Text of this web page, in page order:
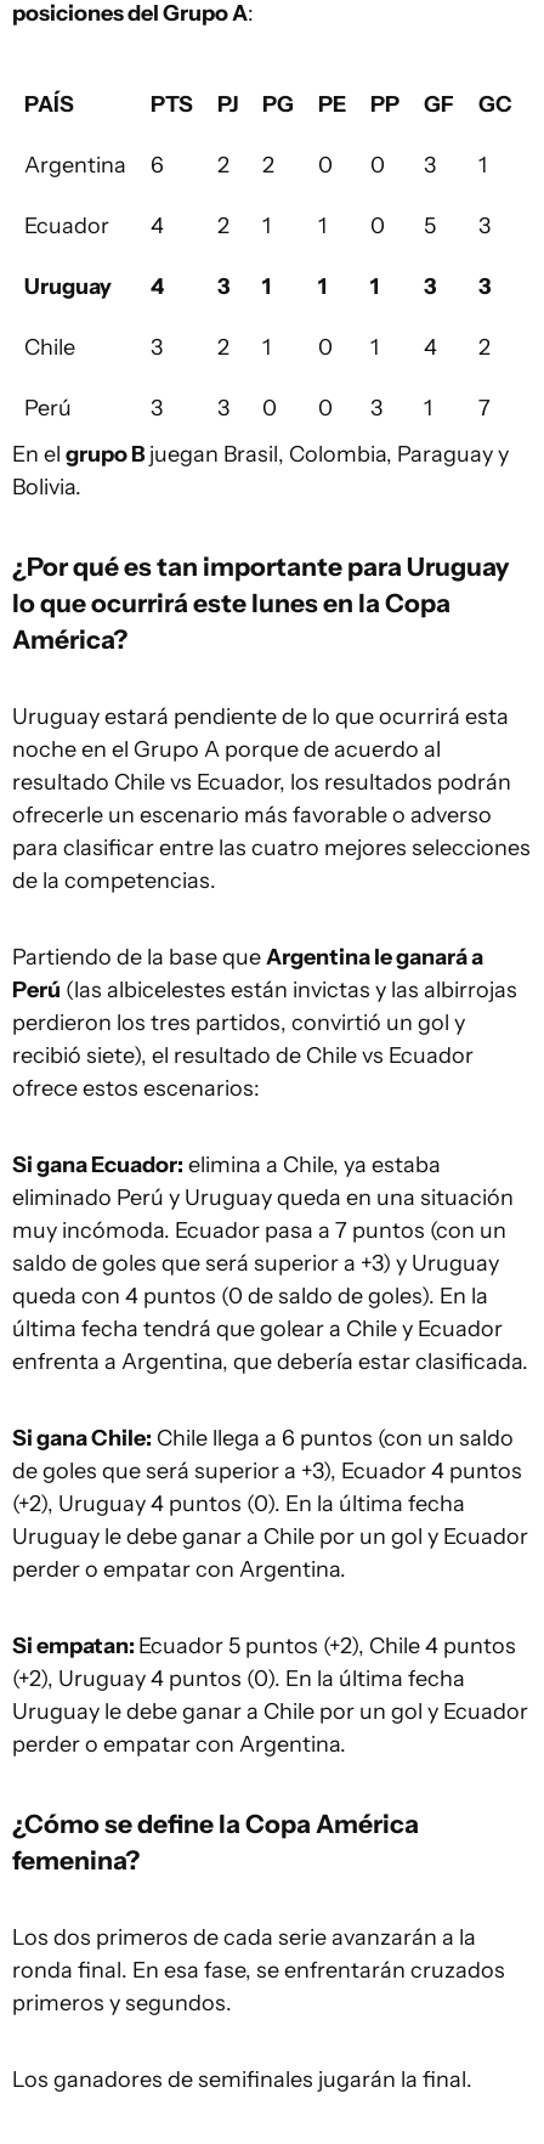
posiciones del Grupo A:
PAÍS PTS PJ PG PE PP GF GC
Argentina 6 2 2 0 0 3 1
Ecuador 4 2 1 1 0 5 3
Uruguay 4 3 1 1 1 3 3
Chile 3 2 1 0 1 4 2
Perú 3 3 0 0 3 1
7
En el grupo Bjuegan Brasil, Colombia, Paraguay y
Bolivia.
¿Por qué es tan importante para Uruguay
lo que ocurrirá este lunes en la Copa
América?
Uruguay estará pendiente de lo que ocurrirá esta
noche en el Grupo A porque de acuerdo al
resultado Chile vs Ecuador, los resultados podrán
ofrecerle un escenario más favorable o adverso
para clasificar entre las cuatro mejores selecciones
de la competencias.
Partiendo de la base queArgentina le ganará a
Perú (las albicelestes están invictas y las albirrojas
perdieron los tres partidos, convirtió un gol y
recibió siete), el resultado de Chile vs Ecuador
ofrece estos escenarios:
Si gana Ecuador: elimina a Chile, ya estaba
eliminado Perú y Uruguay queda en una situación
muy incómoda. Ecuador pasa a 7 puntos (con un
saldo de goles que será superior a +3) y Uruguay
queda con 4 puntos (0 de saldo de goles). En la
última fecha tendrá que golear a Chile y Ecuador
enfrenta a Argentina, que debería estar clasificada.
Si gana Chile: Chile llega a 6 puntos (con un saldo
de goles que será superior a +3), Ecuador 4 puntos
(+2), Uruguay 4 puntos (0). En la última fecha
Uruguay le debe ganar a Chile por un gol y Ecuador
perder o empatar con Argentina.
Si empatan: Ecuador 5 puntos (+2), Chile 4 puntos
(+2), Uruguay 4 puntos (0). En la última fecha
Uruguay le debe ganar a Chile por un gol y Ecuador
perder o empatar con Argentina.
¿Cómo se define la Copa América
femenina?
Los dos primeros de cada serie avanzarán a la
ronda final. En esa fase, se enfrentarán cruzados
primeros y segundos.
Los ganadores de semifinales jugarán la final.